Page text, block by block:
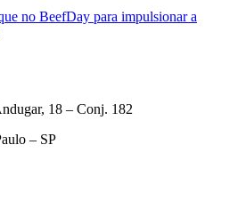
no BeefDay para impulsionar a
18 – Conj. 182
– SP